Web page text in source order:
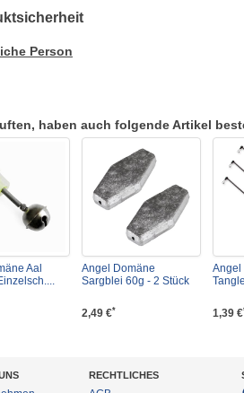
Person
haben auch folgende Artikel
Aal
Angel Domäne
Sargblei 60g - 2 Stück
2,49 €*
Angel
1,39 €
RECHTLICHES